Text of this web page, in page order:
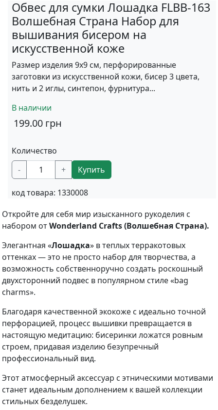
Обвес для сумки Лошадка FLBB-163
Волшебная Страна Набор для
вышивания бисером на
искусственной коже
Размер изделия 9х9 см, перфорированные
заготовки из искусственной кожи, бисер 3 цвета,
нить и 2 иглы, синтепон, фурнитура...
В наличии
199.00 грн
Количество
-
+ Купить
код товара: 1330008
Откройте для себя мир изысканного рукоделия с
набором отWonderland Crafts (Волшебная Страна).
Элегантная «Лошадка» в теплых терракотовых
оттенках — это не просто набор для творчества, а
возможность собственноручно создать роскошный
двухсторонний подвес в популярном стиле «bag
charms».
Благодаря качественной экокоже с идеально точной
перфорацией, процесс вышивки превращается в
настоящую медитацию: бисеринки ложатся ровным
строем, придавая изделию безупречный
профессиональный вид.
Этот атмосферный аксессуар с этническими мотивами
станет идеальным дополнением к вашей коллекции
стильных безделушек.